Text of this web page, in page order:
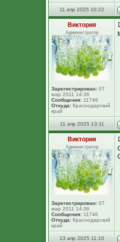
11 апр 2025 10:22
Виктория
Администратор
Зарегистрирован: 07
мар 2011 14:36
Сообщения: 11746
Откуда: Краснодарский
край
11 апр 2025 13:11
Виктория
Администратор
Зарегистрирован: 07
мар 2011 14:36
Сообщения: 11746
Откуда: Краснодарский
край
13 апр 2025 11:10